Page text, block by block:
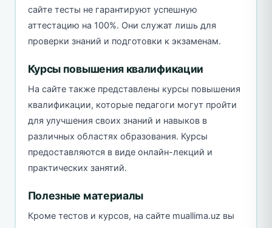
сайте тесты не гарантируют успешную
аттестацию на 100%. Они служат лишь для
проверки знаний и подготовки к экзаменам.
Курсы повышения квалификации
На сайте также представлены курсы повышения
квалификации, которые педагоги могут пройти
для улучшения своих знаний и навыков в
различных областях образования. Курсы
предоставляются в виде онлайн-лекций и
практических занятий.
Полезные материалы
Кроме тестов и курсов, на сайте muallima.uz вы